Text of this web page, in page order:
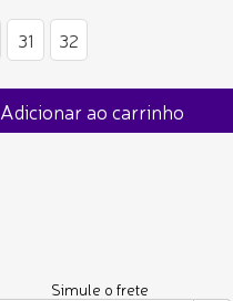
31 32
Adicionar ao carrinho
Simule o frete